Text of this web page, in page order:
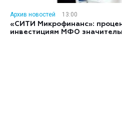
Архив новостей
13:00
«СИТИ Микрофинанс»:
инвестициям МФО